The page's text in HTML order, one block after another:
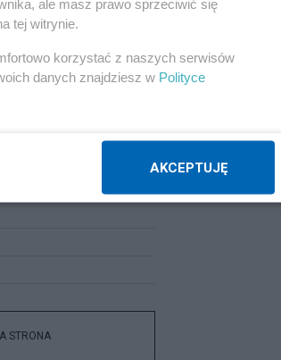
STRONA
ale masz prawo sprzeciwić się
tej witrynie.
korzystać z naszych serwisów
danych znajdziesz w Polityce
AKCEPTUJĘ